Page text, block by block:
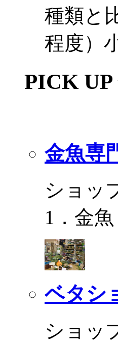
種類と
程度）
PICK
金魚専
ショッ
1．金魚
ベタシ
ショッ